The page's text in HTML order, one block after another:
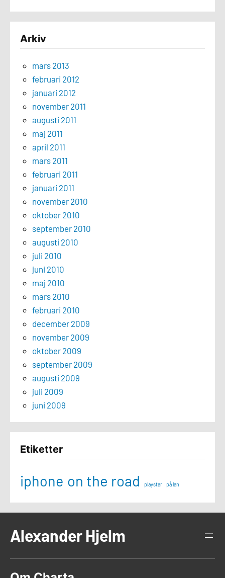
Arkiv
mars 2013
februari 2012
januari 2012
november 2011
augusti 2011
maj 2011
april 2011
mars 2011
februari 2011
januari 2011
november 2010
oktober 2010
september 2010
augusti 2010
juli 2010
juni 2010
maj 2010
mars 2010
februari 2010
december 2009
november 2009
oktober 2009
september 2009
augusti 2009
juli 2009
juni 2009
Etiketter
iphone on the road playstar på lan
Alexander Hjelm